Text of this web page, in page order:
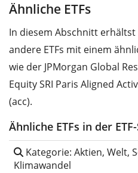
Ähnliche ETFs
In diesem Abschnitt
andere ETFs mit einem
wie der JPMorgan Global
Equity SRI Paris Aligned
(acc).
Ähnliche ETFs in der
Kategorie: Aktien, Welt,
Klimawandel